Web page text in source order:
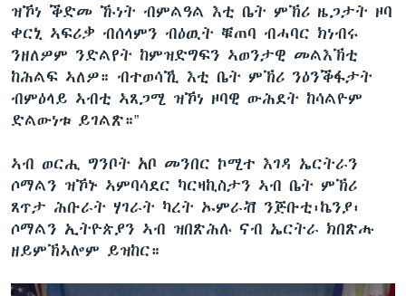
ዝኾነ ቕድመ ኹነት ብምልዓል እቲ ቤት ምኽሪ ዜጋታት ዞባ
ቀርኒ ኣፍሪቃ ብሰላምን ብዕዉት ቑጠባ ብሓባር ክነብሩ
ንዘለዎም ንድልየት ከምዝድግፍን ኣወንታዊ መልእኽቲ
ከሕልፍ ኣለዎ። ብተወሳኺ እቲ ቤት ምኽሪ ንዕንቕፋታት
ብምዕላይ ኣብቲ ኣጸጋሚ ዝኾነ ዞባዊ ውሕደት ከሳልዮም
ድልውነቱ ይገልጽ።”
ኣብ ወርሒ ግንቦት አቦ መንበር ኮሚተ እገዳ ኤርትራን
ሶማልን ዝኾኑ ኣምባሳደር ካርዛኪስታን ኣብ ቤት ምኽሪ
ጸጥታ ሕቡራት ሃገራት ካረት ኡምራቭ ንጅቡቲ፡ኬንያ፡
ሶማልን ኢትዮጵያን ኣብ ዝበጽሕሉ ናብ ኤርትራ ክበጽሑ
ዘይምኽኣሎም ይዝከር።